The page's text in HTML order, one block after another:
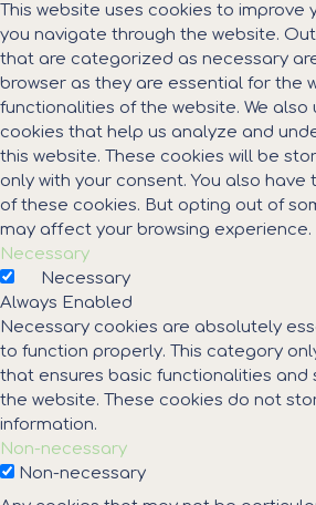
This website uses cookies to improve
you navigate through the website.
that are categorized as necessary
browser as they are essential for the
functionalities of the website. We also
cookies that help us analyze and
this website. These cookies will be
only with your consent. You also
of these cookies. But opting out of
may affect your browsing experience.
Necessary
Necessary
Always Enabled
Necessary cookies are absolutely
to function properly. This category
that ensures basic functionalities and
the website. These cookies do not
information.
Non-necessary
Non-necessary